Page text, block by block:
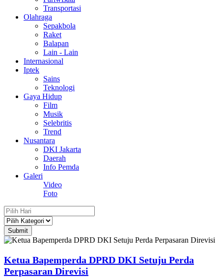
Transportasi
Olahraga
Sepakbola
Raket
Balapan
Lain - Lain
Internasional
Iptek
Sains
Teknologi
Gaya Hidup
Film
Musik
Selebritis
Trend
Nusantara
DKI Jakarta
Daerah
Info Pemda
Galeri
Video
Foto
Submit
Ketua Bapemperda DPRD DKI Setuju Perda
Perpasaran Direvisi